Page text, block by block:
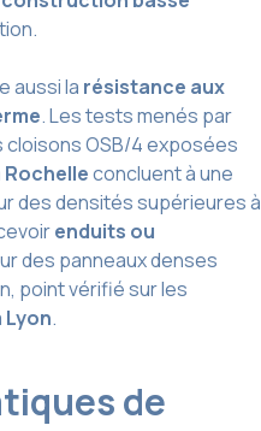
aussi la résistance aux
. Les tests menés par
cloisons OSB/4 exposées
Rochelleconcluent à une
des densités supérieures à
enduits ou
des panneaux denses
point vérifié sur les
Lyon.
de